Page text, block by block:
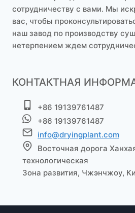
сотрудничеству с вами. Мы
вас, чтобы
наш завод по производству
нетерпением ждем
КОНТАКТНАЯ
+86 19139761487
+86 19139761487
info@dryingplant.com
Восточная дорога
технологическая
Зона развития, Чжэнчжоу,